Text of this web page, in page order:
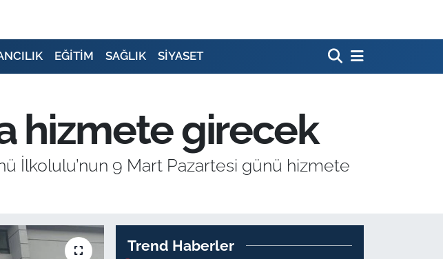
EĞİTİM SAĞLIK SİYASET
hizmete girecek
İlkolulu’nun 9 Mart Pazartesi günü hizmete
Trend Haberler